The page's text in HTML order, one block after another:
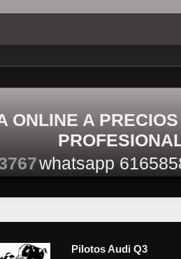
ONLINE A
whatsapp
Pilotos Audi Q3